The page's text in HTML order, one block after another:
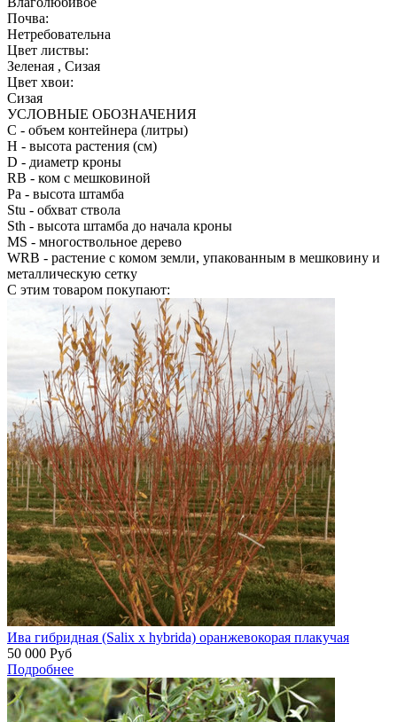
Почва:
Нетребовательна
Цвет листвы:
Зеленая , Сизая
Цвет хвои:
Сизая
УСЛОВНЫЕ ОБОЗНАЧЕНИЯ
С - объем контейнера (литры)
H - высота растения (см)
D - диаметр кроны
RB - ком с мешковиной
Pa - высота штамба
Stu - обхват ствола
Sth - высота штамба до начала кроны
MS - многоствольное дерево
WRB - растение с комом земли, упакованным в мешковину и
металлическую сетку
С этим товаром покупают:
Ива гибридная (Salix x hybrida) оранжевокорая плакучая
50 000 Руб
Подробнее